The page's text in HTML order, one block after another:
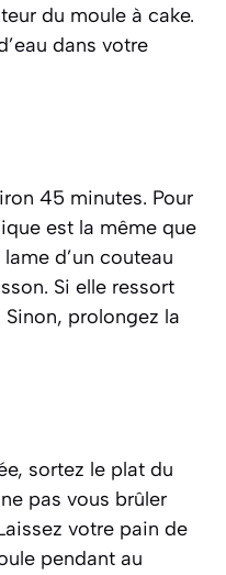
du moule à cake.
dans votre
45 minutes. Pour
est la même que
d’un couteau
Si elle ressort
prolongez la
sortez le plat du
pas vous brûler
votre pain de
pendant au